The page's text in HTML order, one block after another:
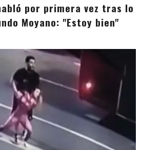
por primera vez tras lo
Moyano: "Estoy bien"